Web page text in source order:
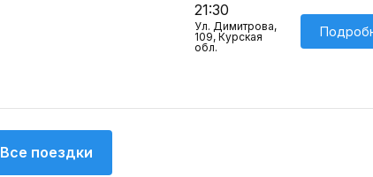
21:30
Ул. Димитрова,
109, Курская
обл.
Все поездки